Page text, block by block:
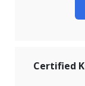
Certified